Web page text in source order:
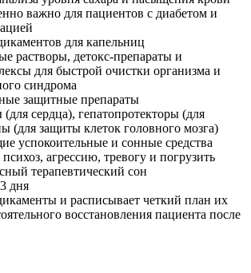
важно для пациентов с диабетом и
для капельниц
растворы, детокс-препараты и
для быстрой очистки организма и
синдрома
защитные препараты
сердца), гепатопротекторы (для
(для защиты клеток головного мозга)
успокоительные и сонные средства
агрессию, тревогу и погрузить
терапевтический сон
дня
и расписывает четкий план их
восстановления пациента после